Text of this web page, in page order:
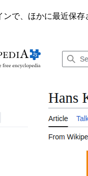
で、ほかに最近保存